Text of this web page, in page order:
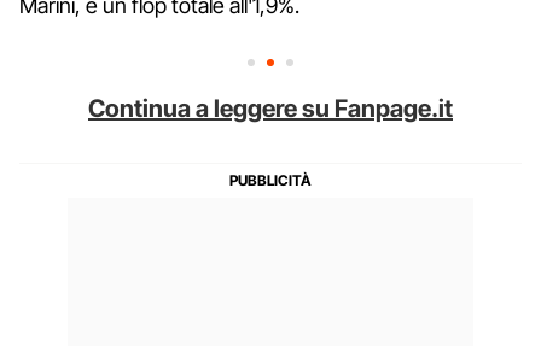
Marini, è un flop totale all'1,9%.
Continua a leggere su Fanpage.it